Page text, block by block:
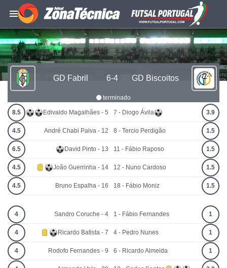
GD Fabril 6-4 GD Biscoitos
terminado
8.5 Edivaldo Magalhães - 5
4.5 André Chabi Paiva - 12
6.5 David Pinto - 13
4.5 João Guerrinha - 14
4.5 Bruno Espalha - 16
7 - Diogo Ávila 3.9
8 - Tercio Perdigão 1.5
11 - Fábio Raposo 1.5
12 - Nuno Cardoso 1.5
18 - Fábio Moniz 1.5
4 Sandro Coruche - 4
4 Ricardo Batista - 7
4 Rodofo Fernandes - 9
1 - Fábio Fernandes 1
4 - Pedro Nunes 1
6 - Ricardo Almeida 1